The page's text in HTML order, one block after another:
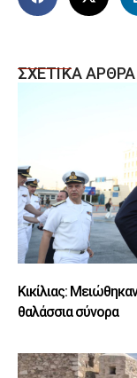
ΣΧΕΤΙΚΑ ΑΡΘΡΑ
Κικίλιας:
θαλάσσια σύνορα